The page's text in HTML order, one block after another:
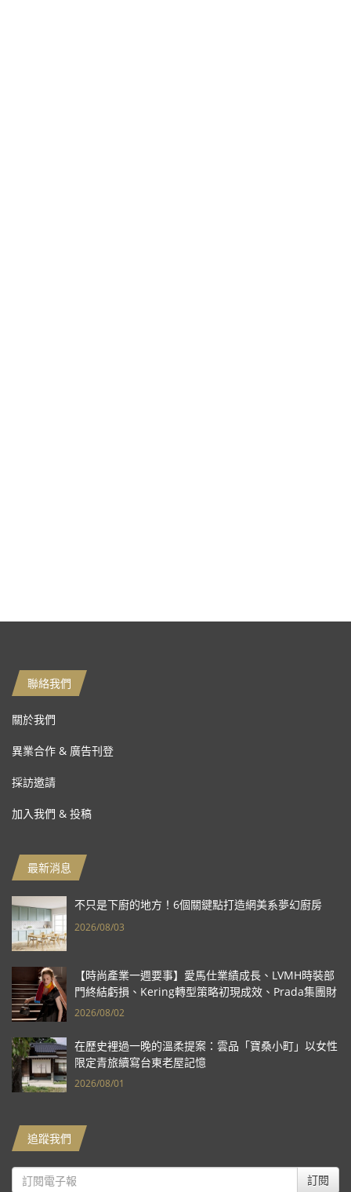
聯絡我們
關於我們
異業合作 & 廣告刊登
採訪邀請
加入我們 & 投稿
最新消息
不只是下廚的地方！6個關鍵點打造網美系夢幻廚房
2026/08/03
【時尚產業一週要事】愛馬仕業績成長、LVMH時裝部
門終結虧損、Kering轉型策略初現成效、Prada集團財
報亮眼
2026/08/02
在歷史裡過一晚的溫柔提案：雲品「寶桑小町」以女性
限定青旅續寫台東老屋記憶
2026/08/01
追蹤我們
訂閱